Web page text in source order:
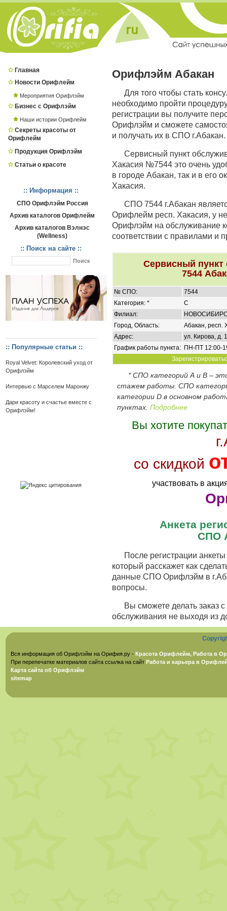
Главная
Новости Орифлейм
Мероприятия Орифлэйм
Бизнес с Орифлэйм
Наши истории Орифлейм
Секреты красоты от
Орифлейм
Продукция Орифлэйм
Статьи о красоте
:: Информация ::
СПО Орифлэйм Россия
Архив каталогов Орифлейм
Архив каталогов Вэлнэс
(Wellness)
:: Поиск на сайте ::
:: Популярные статьи ::
Royal Velvet: Королевский уход от
Орифлэйм
Интервью с Марселем Маронжу
Дари красоту и счастье вместе с
Орифлэйм!
Орифлэйм Абакан
Для того чтобы стать
необходимо пройти
регистрации вы получите
Орифлэйм и сможете
и получать их в СПО г.Абакан.
Сервисный пункт
Хакасия №7544 это очень
в городе Абакан, так и в его
Хакасия.
СПО 7544 г.Абакан
Орифлейм респ. Хакасия, у
Орифлэйм на обслуживание
соответствии с правилами и
Сервисный
7544
№ СПО:
7544
Категория: *
C
Филиал:
Город, Область:
Абакан, респ.
Адрес:
ул. Кирова, д.
График работы пункта: ПН-ПТ 12:00-
* СПО категорий А и В –
стажем работы. СПО
категории D в основном
пунктах. Подробнее
Вы хотите
со скидкой
участвовать в
Анкета
СПО
После регистрации
который расскажет как
данные СПО Орифлэйм в
вопросы.
Вы сможете делать заказ
обслуживания не выходя из
Вся информация об Орифлэйм на Орифия.ру - Красота Орифлейм, Работа в
При перепечатке материалов сайта ссылка на сайт Работа и карьера в
Карта сайта об Орифлэйм
sitemap